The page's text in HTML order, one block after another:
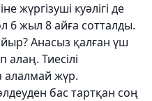
жүргізуші куәлігі де
6 жыл 8 айға сотталды.
Анасыз қалған үш
Тиесілі
алалмай жүр.
бас тартқан соң